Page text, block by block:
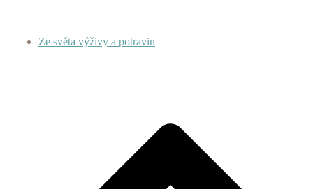
Ze světa výživy a potravin